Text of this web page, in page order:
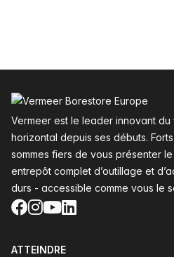
Vermeer est le leader innovant
horizontal depuis ses débuts.
sommes fiers de vous présenter le
entrepôt complet d’outillage et
durs - accessible comme vous le
Facebook
Instagram
YouTube
LinkedIn
ATTEINDRE